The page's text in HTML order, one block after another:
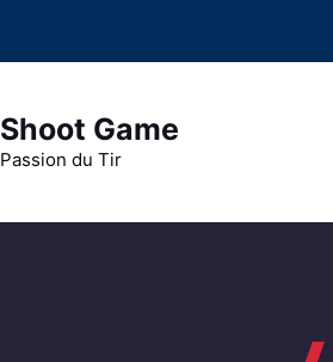
Shoot Game
Passion du Tir